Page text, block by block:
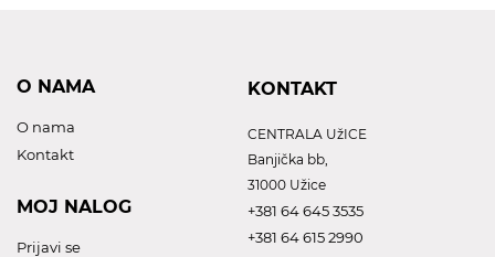
O NAMA
O nama
Kontakt
MOJ NALOG
Prijavi se
KONTAKT
CENTRALA UžICE
Banjička bb,
31000 Užice
+381 64 645 3535
+381 64 615 2990